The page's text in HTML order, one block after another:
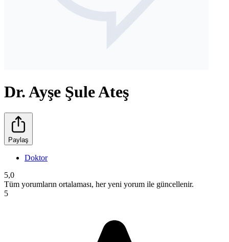
Dr. Ayşe Şule Ateş
Paylaş
Doktor
5,0
Tüm yorumların ortalaması, her yeni yorum ile güncellenir.
5